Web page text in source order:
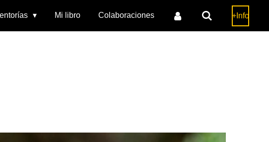
Mi libro Colaboraciones +Info